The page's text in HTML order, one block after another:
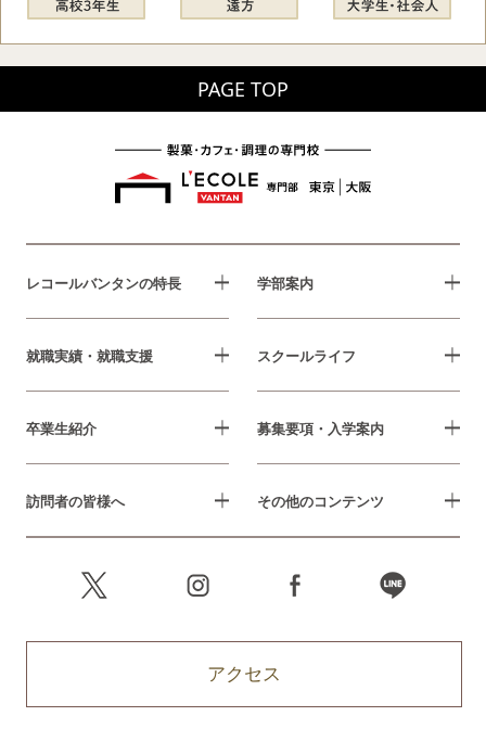
PAGE TOP
レコールバンタンの特長 学部案内
就職実績・就職支援 スクールライフ
卒業生紹介 募集要項・入学案内
訪問者の皆様へ その他のコンテンツ
アクセス